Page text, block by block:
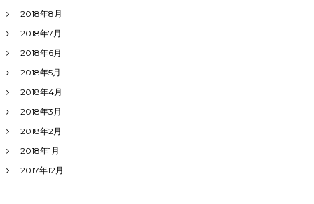
2018年8月
2018年7月
2018年6月
2018年5月
2018年4月
2018年3月
2018年2月
2018年1月
2017年12月